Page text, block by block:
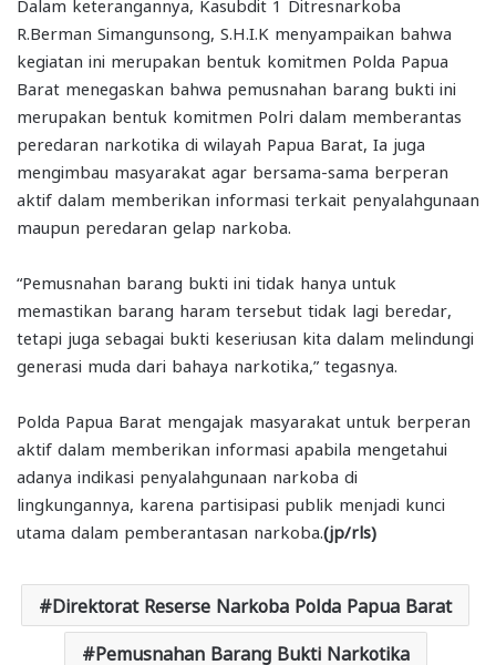
Dalam keterangannya, Kasubdit 1 Ditresnarkoba
R.Berman Simangunsong, S.H.I.K menyampaikan bahwa
kegiatan ini merupakan bentuk komitmen Polda Papua
Barat menegaskan bahwa pemusnahan barang bukti ini
merupakan bentuk komitmen Polri dalam memberantas
peredaran narkotika di wilayah Papua Barat, Ia juga
mengimbau masyarakat agar bersama-sama berperan
aktif dalam memberikan informasi terkait penyalahgunaan
maupun peredaran gelap narkoba.
“Pemusnahan barang bukti ini tidak hanya untuk
memastikan barang haram tersebut tidak lagi beredar,
tetapi juga sebagai bukti keseriusan kita dalam melindungi
generasi muda dari bahaya narkotika,” tegasnya.
Polda Papua Barat mengajak masyarakat untuk berperan
aktif dalam memberikan informasi apabila mengetahui
adanya indikasi penyalahgunaan narkoba di
lingkungannya, karena partisipasi publik menjadi kunci
utama dalam pemberantasan narkoba. (jp/rls)
Direktorat Reserse Narkoba Polda Papua Barat
Pemusnahan Barang Bukti Narkotika